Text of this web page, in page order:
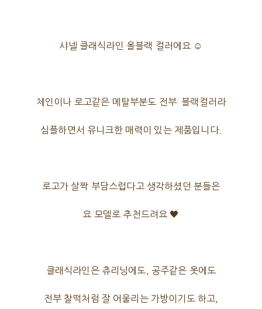
샤넬 클래식라인 올블랙 컬러에요 ☺️
체인이나 로고같은 메탈부분도 전부 블랙컬러라
심플하면서 유니크한 매력이 있는 제품입니다.
로고가 살짝 부담스럽다고 생각하셨던 분들은
요 모델로 추천드려요 🖤
클래식라인은 츄리닝에도, 공주같은 옷에도
전부 찰떡처럼 잘 어울리는 가방이기도 하고,